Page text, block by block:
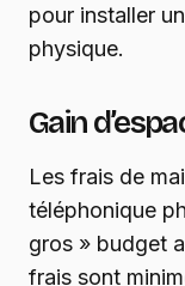
pour installer
physique.
Gain
Les frais de
téléphonique
gros » budget
frais sont